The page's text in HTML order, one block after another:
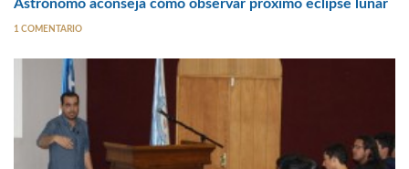
Astrónomo aconseja cómo observar próximo eclipse lunar
1 COMENTARIO